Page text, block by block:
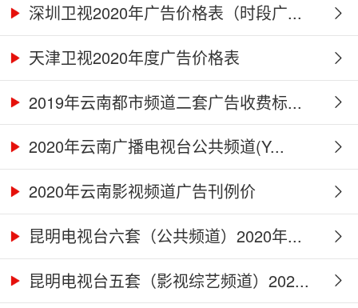
深圳卫视2020年广告价格表（时段广...
天津卫视2020年度广告价格表
2019年云南都市频道二套广告收费标...
2020年云南广播电视台公共频道(Y...
2020年云南影视频道广告刊例价
昆明电视台六套（公共频道）2020年...
昆明电视台五套（影视综艺频道）202...